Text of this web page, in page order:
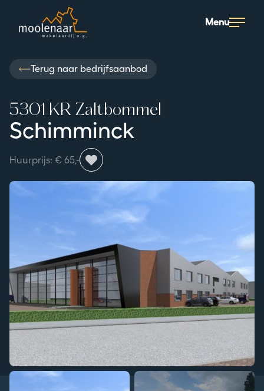
Moolenaar logo
Menu
Terug naar bedrijfsaanbod
Schimminck
5301 KR Zaltbommel
Huurprijs: € 65,-